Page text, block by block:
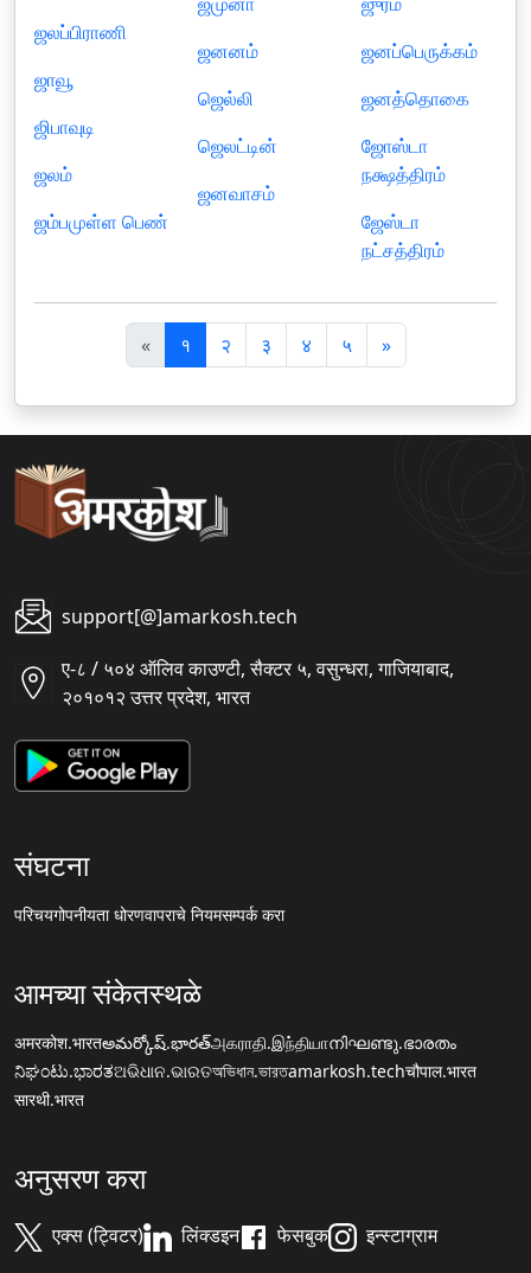
ஜலப்பிராணி
ஜாவூ
ஜிபாவுடி
ஜலம்
ஜம்பமுள்ள பெண்
ஜனனம்
ஜெல்லி
ஜெலட்டின்
ஜனவாசம்
ஜனப்பெருக்கம்
ஜனத்தொகை
ஜோஸ்டா
நக்ஷத்திரம்
ஜேஸ்டா
நட்சத்திரம்
«पि
छ
ला
१ २ ३ ४ ५ »अ
ग
ला
support[@]amarkosh.tech
ए-८ / ५०४ ऑलिव काउण्टी, सैक्टर ५, वसुन्धरा, गाजियाबाद,
२०१०१२ उत्तर प्रदेश, भारत
संघटना
परिचयगोपनीयता धोरणवापराचे नियमसम्पर्क करा
आमच्या संकेतस्थळे
अमरकोश.भारतఅమర్కోష్.భారత్அகராதி.இந்தியாനിഘണ്ടു.ഭാരതം
ನಿಘಂಟು.ಭಾರತଅଭିଧାନ.ଭାରତঅভিধান.ভারতamarkosh.techचौपाल.भारत
सारथी.भारत
अनुसरण करा
एक्स (ट्विटर) लिंक्डइन फेसबुक इन्स्टाग्राम